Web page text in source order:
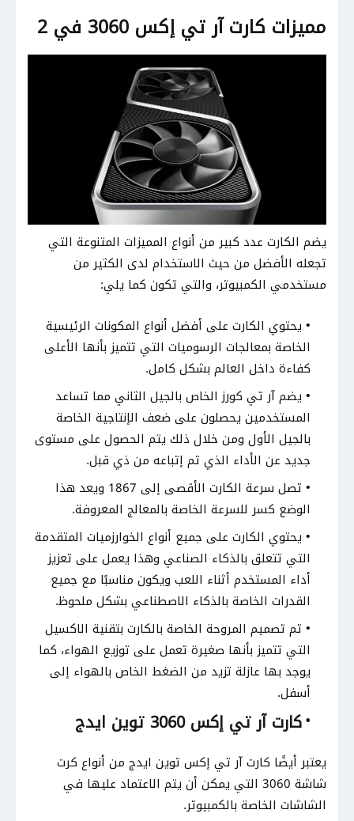
مميزات كارت آر تي إكس 3060 في 2
يضم الكارت عدد كبير من أنواع المميزات المتنوعة التي
تجعله الأفضل من حيث الاستخدام لدى الكثير من
مستخدمي الكمبيوتر، والتي تكون كما يلي:
يحتوي الكارت على أفضل أنواع المكونات الرئيسية
الخاصة بمعالجات الرسوميات التي تتميز بأنها الأعلى
كفاءة داخل العالم بشكل كامل.
يضم آر تي كورز الخاص بالجيل الثاني مما تساعد
المستخدمين يحصلون على ضعف الإنتاجية الخاصة
بالجيل الأول ومن خلال ذلك يتم الحصول على مستوى
جديد عن الأداء الذي تم إتباعه من ذي قبل.
تصل سرعة الكارت الأقصى إلى 1867 ويعد هذا
الوضع كسر للسرعة الخاصة بالمعالج المعروفة.
يحتوي الكارت على جميع أنواع الخوارزميات المتقدمة
التي تتعلق بالذكاء الصناعي وهذا يعمل على تعزيز
أداء المستخدم أثناء اللعب ويكون مناسبًا مع جميع
القدرات الخاصة بالذكاء الاصطناعي بشكل ملحوظ.
تم تصميم المروحة الخاصة بالكارت بتقنية الاكسيل
التي تتميز بأنها صغيرة تعمل على توزيع الهواء، كما
يوجد بها عازلة تزيد من الضغط الخاص بالهواء إلى
أسفل.
كارت آر تي إكس 3060 توين ايدج
يعتبر أيضًا كارت آر تي إكس توين ايدج من أنواع كرت
شاشة 3060 التي يمكن أن يتم الاعتماد عليها في
الشاشات الخاصة بالكمبيوتر.